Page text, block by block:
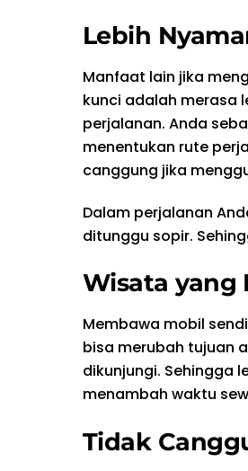
Lebih
Manfaat lain jika
kunci adalah merasa
perjalanan. Anda
menentukan rute
canggung jika
Dalam perjalanan
ditunggu sopir.
Wisata yang
Membawa mobil
bisa merubah tujuan
dikunjungi. Sehingga
menambah waktu
Tidak